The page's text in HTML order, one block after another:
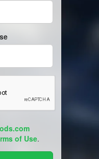
of Use.